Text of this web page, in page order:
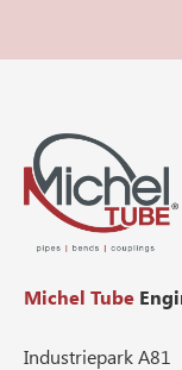
Michel Tube
Industriepark A81